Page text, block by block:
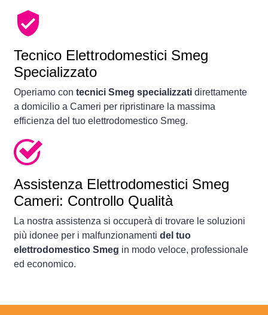
Tecnico Elettrodomestici Smeg
Specializzato
Operiamo con tecnici Smeg specializzati direttamente
a domicilio a Cameri per ripristinare la massima
efficienza del tuo elettrodomestico Smeg.
Assistenza Elettrodomestici Smeg
Cameri: Controllo Qualità
La nostra assistenza si occuperà di trovare le soluzioni
più idonee per i malfunzionamenti del tuo
elettrodomestico Smeg in modo veloce, professionale
ed economico.